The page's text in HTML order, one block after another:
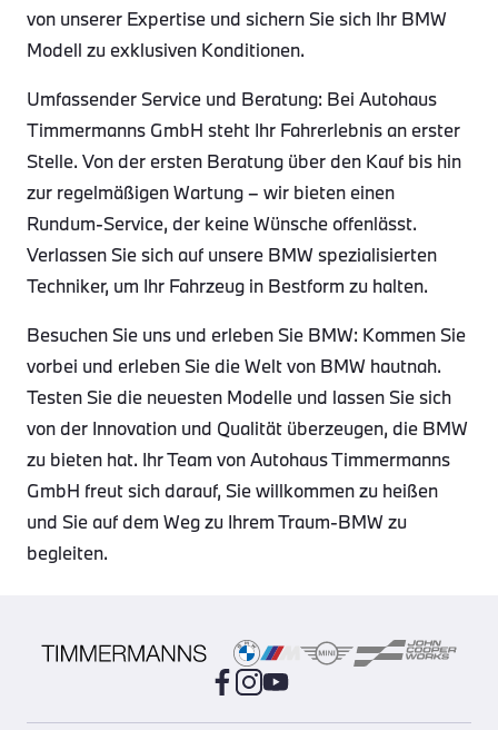
von unserer Expertise und sichern Sie sich Ihr BMW
Modell zu exklusiven Konditionen.
Umfassender Service und Beratung: Bei Autohaus
Timmermanns GmbH steht Ihr Fahrerlebnis an erster
Stelle. Von der ersten Beratung über den Kauf bis hin
zur regelmäßigen Wartung – wir bieten einen
Rundum-Service, der keine Wünsche offenlässt.
Verlassen Sie sich auf unsere BMW spezialisierten
Techniker, um Ihr Fahrzeug in Bestform zu halten.
Besuchen Sie uns und erleben Sie BMW: Kommen Sie
vorbei und erleben Sie die Welt von BMW hautnah.
Testen Sie die neuesten Modelle und lassen Sie sich
von der Innovation und Qualität überzeugen, die BMW
zu bieten hat. Ihr Team von Autohaus Timmermanns
GmbH freut sich darauf, Sie willkommen zu heißen
und Sie auf dem Weg zu Ihrem Traum-BMW zu
begleiten.